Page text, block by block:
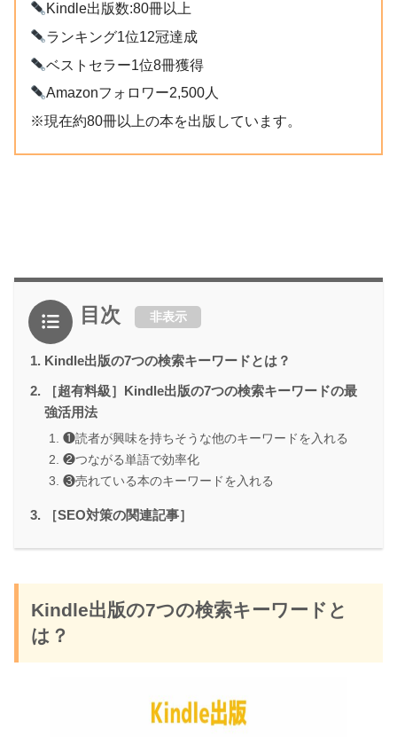
Kindle出版数:80冊以上
ランキング1位12冠達成
ベストセラー1位8冊獲得
Amazonフォロワー2,500人
※現在約80冊以上の本を出版しています。
目次 非表示
Kindle出版の7つの検索キーワードとは？
［超有料級］Kindle出版の7つの検索キーワードの最
強活用法
❶読者が興味を持ちそうな他のキーワードを入れる
❷つながる単語で効率化
❸売れている本のキーワードを入れる
［SEO対策の関連記事］
Kindle出版の7つの検索キーワードと
は？